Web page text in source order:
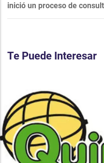
inició un proceso de
Te Puede Interesar